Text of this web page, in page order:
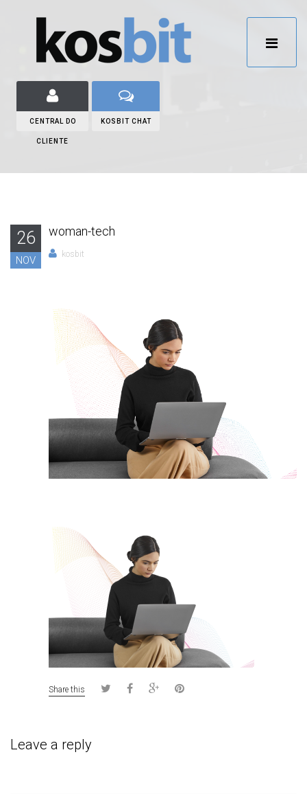
CENTRAL DO
CLIENTE
KOSBIT CHAT
26
NOV
woman-tech
kosbit
Share this
Leave a reply